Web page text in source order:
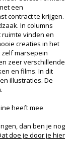
een
contract te krijgen.
In columns
vinden en
creaties in het
marsepein
zeer verschillende
en films. In dit
illustraties. De
heeft mee
dan ben je nog
doe je door je hier